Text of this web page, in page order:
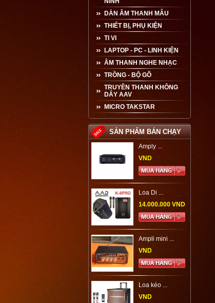
DÀN ÂM THANH MẪU
THIẾT BỊ, PHỤ KIỆN
TI VI
LAPTOP - PC - LINH KIỆN
ÂM THANH NGHE NHẠC
TRỒNG - BỘ GÕ
TRUYỀN THANH KHÔNG
DÂY AAV
MICRO TAKSTAR
SẢN PHẨM BÁN CHẠY
Amply ...
VND
Loa Di ...
14.000.000 VND
Ampli mini ...
VND
Loa kéo ...
VND